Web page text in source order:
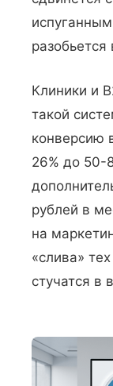
Клиники и
такой
конверсию
26% до 50-
рублей в
на
«слива»
стучатся в